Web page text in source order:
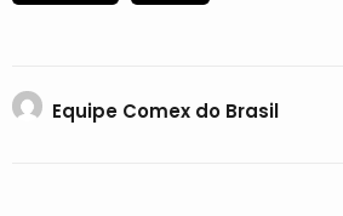
Equipe Comex do Brasil